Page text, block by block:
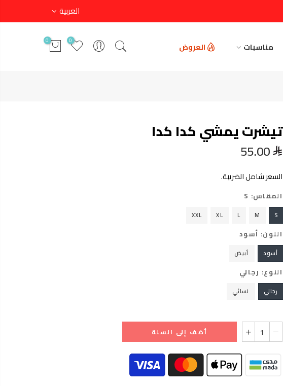
العربية
مناسبات العروض 0
0
تيشرت يمشي كدا كدا
55.00
السعر شامل الضريبة.
المقاس: S
S
M
L
XL
XXL
اللون: أسود
أسود أبيض
النوع: رجالي
رجالي نسائي
أضف إلى السلة